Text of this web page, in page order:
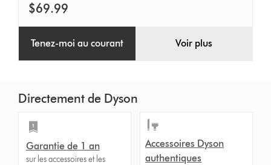
$69.99
Tenez-moi au courant Voir plus
Directement de Dyson
Garantie de 1 an
sur les accessoires et les
Accessoires Dyson
authentiques